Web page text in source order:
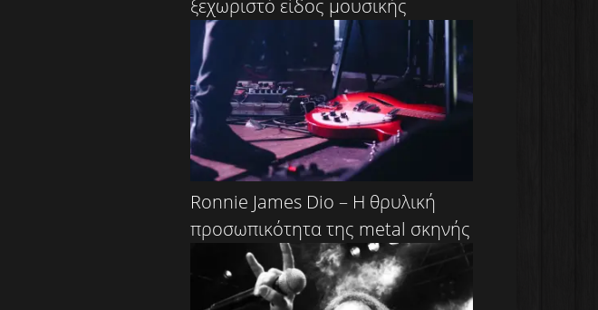
ξεχωριστό είδος μουσικής
Ronnie James Dio – Η θρυλική
προσωπικότητα της metal σκηνής